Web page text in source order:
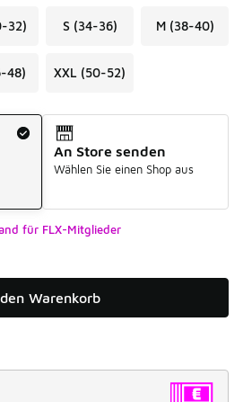
32) S (34-36) M (38-40)
48) XXL (50-52)
An Store senden
Wählen Sie einen Shop aus
für FLX-Mitglieder
Warenkorb